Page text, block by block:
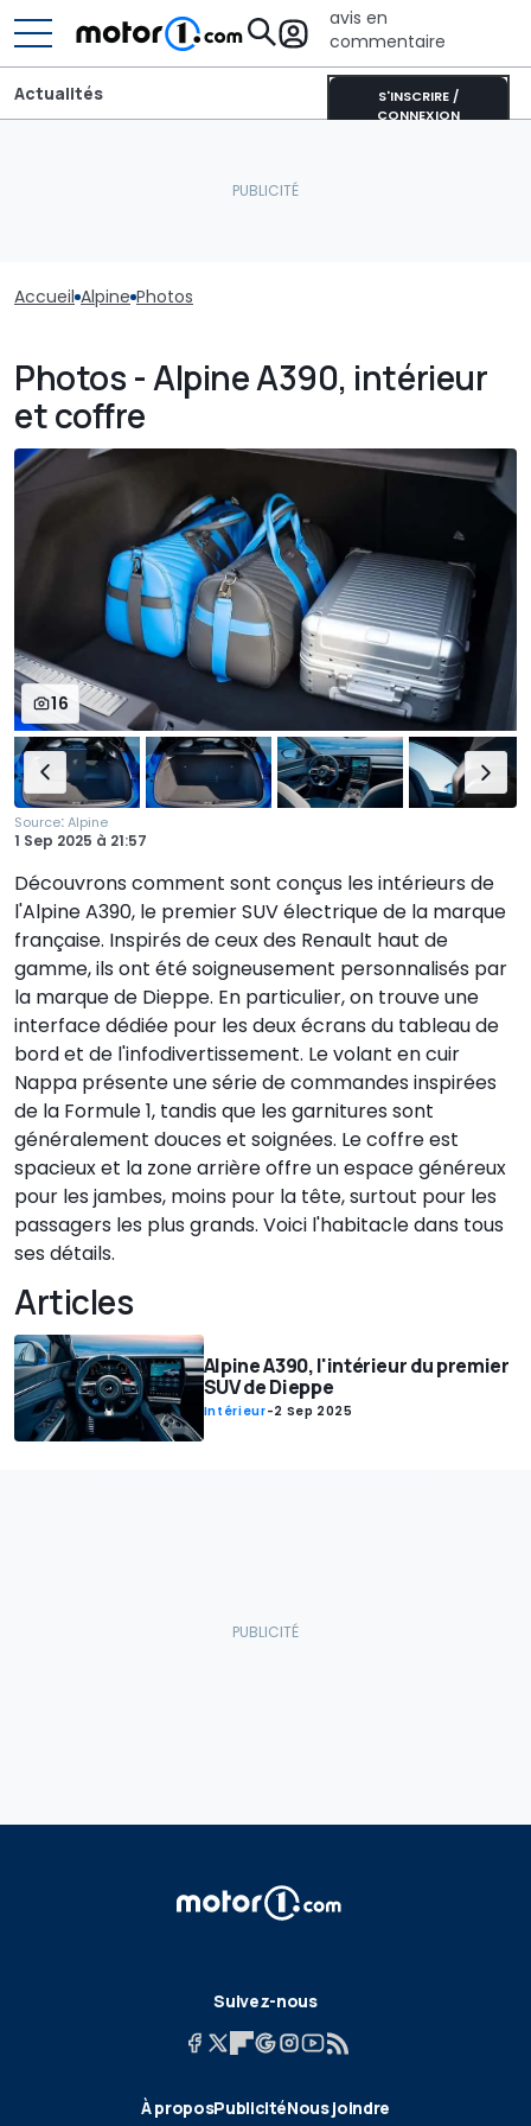
avis en
commentaire
S'INSCRIRE /
CONNEXION
Actualités
Accueil Alpine Photos
Photos - Alpine A390, intérieur
et coffre
16
Source:Alpine
1 Sep 2025 à 21:57
Découvrons comment sont conçus les intérieurs de
l'Alpine A390, le premier SUV électrique de la marque
française. Inspirés de ceux des Renault haut de
gamme, ils ont été soigneusement personnalisés par
la marque de Dieppe. En particulier, on trouve une
interface dédiée pour les deux écrans du tableau de
bord et de l'infodivertissement. Le volant en cuir
Nappa présente une série de commandes inspirées
de la Formule 1, tandis que les garnitures sont
généralement douces et soignées. Le coffre est
spacieux et la zone arrière offre un espace généreux
pour les jambes, moins pour la tête, surtout pour les
passagers les plus grands. Voici l'habitacle dans tous
ses détails.
Articles
Alpine A390, l'intérieur du premier
SUV de Dieppe
Intérieur-2 Sep 2025
Suivez-nous
À proposPublicitéNous joindre